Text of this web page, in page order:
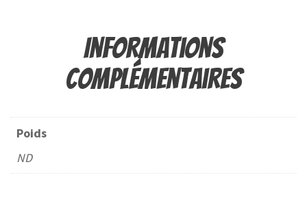
Informations
complémentaires
Poids
ND